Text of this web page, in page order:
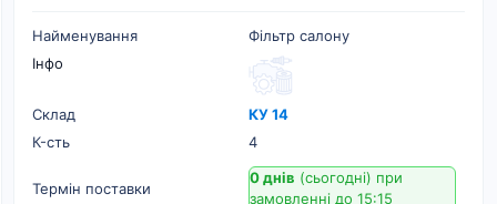
Найменування
Фільтр салону
Інфо
Склад
КУ 14
К-cть
4
Термін поставки
0 днів (сьогодні) при
замовленні до 15:15